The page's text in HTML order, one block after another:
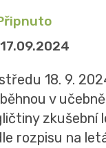
17.09.2024
18. 9.
v učebně
zkušební
rozpisu na